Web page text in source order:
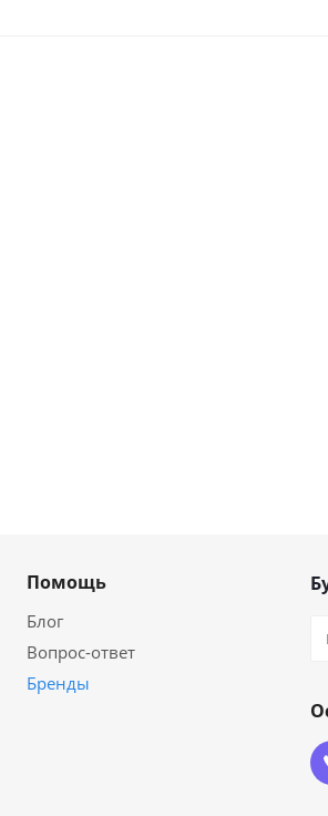
Помощь
Блог
Вопрос-ответ
Бренды